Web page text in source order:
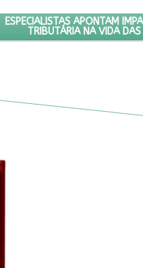
E DESRESPEITADA, PASSA
PRÓXIMO ARTIGO:
ESPECIALISTAS APONTAM
TRIBUTÁRIA NA VIDA DAS